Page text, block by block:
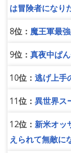
は冒険者になり
8位： 魔王軍最
9位： 真夜中ぱ
10位： 逃げ上手
11位： 異世界ス
12位： 新米オッ
えられて無敵に